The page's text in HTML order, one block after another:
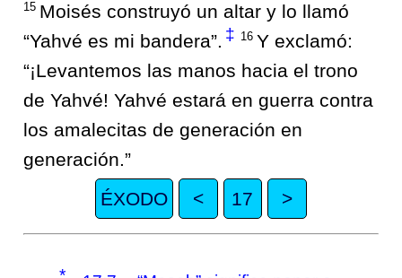
15 Moisés construyó un altar y lo llamó
“Yahvé es mi bandera”. ‡ 16 Y exclamó:
“¡Levantemos las manos hacia el trono
de Yahvé! Yahvé estará en guerra contra
los amalecitas de generación en
generación.”
ÉXODO
< 17 >